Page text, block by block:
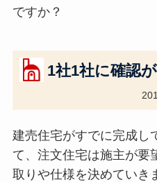
ですか？
1社1社に確認
建売住宅がすでに完成し
て、注文住宅は施主が要
取りや仕様を決めていき